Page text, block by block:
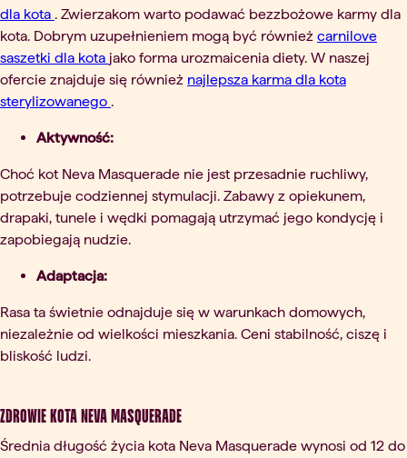
dla kota . Zwierzakom warto podawać bezzbożowe karmy dla
kota. Dobrym uzupełnieniem mogą być również carnilove
saszetki dla kota jako forma urozmaicenia diety. W naszej
ofercie znajduje się również najlepsza karma dla kota
sterylizowanego .
Aktywność:
Choć kot Neva Masquerade nie jest przesadnie ruchliwy,
potrzebuje codziennej stymulacji. Zabawy z opiekunem,
drapaki, tunele i wędki pomagają utrzymać jego kondycję i
zapobiegają nudzie.
Adaptacja:
Rasa ta świetnie odnajduje się w warunkach domowych,
niezależnie od wielkości mieszkania. Ceni stabilność, ciszę i
bliskość ludzi.
Zdrowie kota Neva Masquerade
Średnia długość życia kota Neva Masquerade wynosi od 12 do